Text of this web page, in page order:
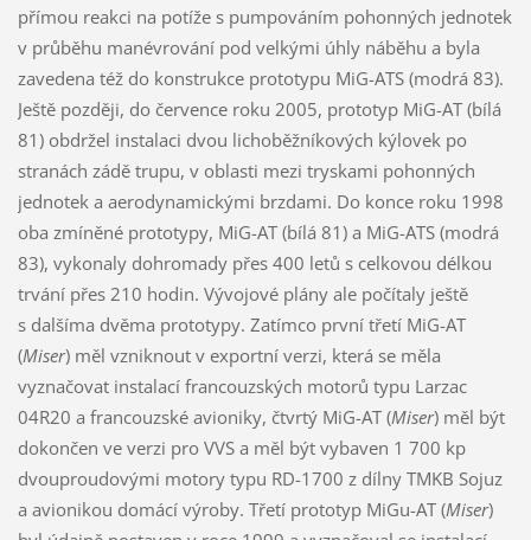
přímou reakci na potíže s pumpováním pohonných jednotek
v průběhu manévrování pod velkými úhly náběhu a byla
zavedena též do konstrukce prototypu MiG-ATS (modrá 83).
Ještě později, do července roku 2005, prototyp MiG-AT (bílá
81) obdržel instalaci dvou lichoběžníkových kýlovek po
stranách zádě trupu, v oblasti mezi tryskami pohonných
jednotek a aerodynamickými brzdami. Do konce roku 1998
oba zmíněné prototypy, MiG-AT (bílá 81) a MiG-ATS (modrá
83), vykonaly dohromady přes 400 letů s celkovou délkou
trvání přes 210 hodin. Vývojové plány ale počítaly ještě
s dalšíma dvěma prototypy. Zatímco první třetí MiG-AT
(Miser) měl vzniknout v exportní verzi, která se měla
vyznačovat instalací francouzských motorů typu Larzac
04R20 a francouzské avioniky, čtvrtý MiG-AT (Miser) měl být
dokončen ve verzi pro VVS a měl být vybaven 1 700 kp
dvouproudovými motory typu RD-1700 z dílny TMKB Sojuz
a avionikou domácí výroby. Třetí prototyp MiGu-AT (Miser)